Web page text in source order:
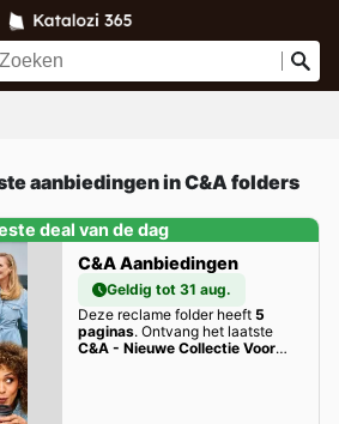
aanbiedingen in C&A folders
deal van de dag
C&A Aanbiedingen
Geldig tot 31 aug.
Deze reclame folder heeft 5
paginas. Ontvang het laatste
C&A - Nieuwe Collectie Voor